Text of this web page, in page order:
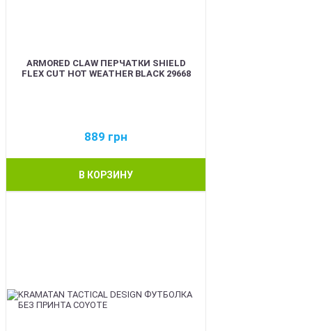
ARMORED CLAW ПЕРЧАТКИ SHIELD
FLEX CUT HOT WEATHER BLACK 29668
889 грн
В КОРЗИНУ